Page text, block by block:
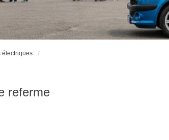
électriques
referme